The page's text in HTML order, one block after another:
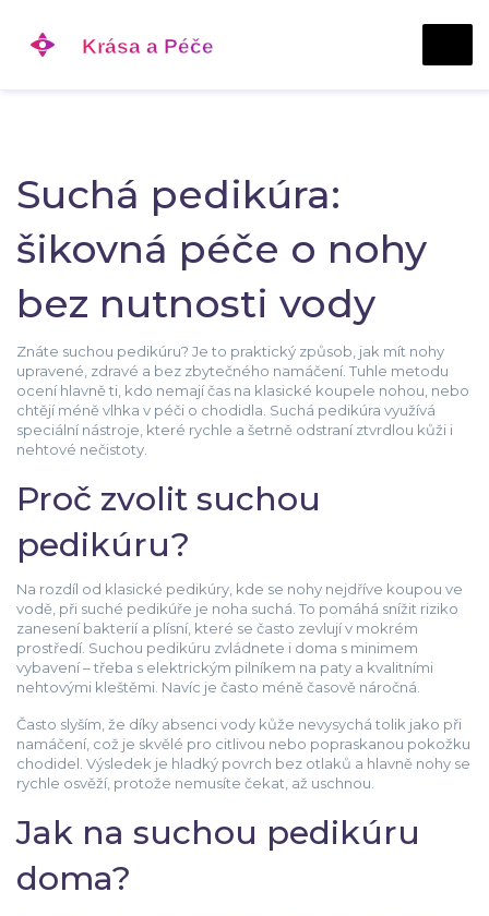
Suchá pedikúra:
šikovná péče o nohy
bez nutnosti vody
Znáte suchou pedikúru? Je to praktický způsob, jak mít nohy
upravené, zdravé a bez zbytečného namáčení. Tuhle metodu
ocení hlavně ti, kdo nemají čas na klasické koupele nohou, nebo
chtějí méně vlhka v péči o chodidla. Suchá pedikúra využívá
speciální nástroje, které rychle a šetrně odstraní ztvrdlou kůži i
nehtové nečistoty.
Proč zvolit suchou
pedikúru?
Na rozdíl od klasické pedikúry, kde se nohy nejdříve koupou ve
vodě, při suché pedikúře je noha suchá. To pomáhá snížit riziko
zanesení bakterií a plísní, které se často zevlují v mokrém
prostředí. Suchou pedikúru zvládnete i doma s minimem
vybavení – třeba s elektrickým pilníkem na paty a kvalitními
nehtovými kleštěmi. Navíc je často méně časově náročná.
Často slyším, že díky absenci vody kůže nevysychá tolik jako při
namáčení, což je skvělé pro citlivou nebo popraskanou pokožku
chodidel. Výsledek je hladký povrch bez otlaků a hlavně nohy se
rychle osvěží, protože nemusíte čekat, až uschnou.
Jak na suchou pedikúru
doma?